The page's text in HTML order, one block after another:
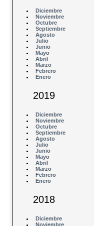
Diciembre
Noviembre
Octubre
Septiembre
Agosto
Julio
Junio
Mayo
Abril
Marzo
Febrero
Enero
2019
Diciembre
Noviembre
Octubre
Septiembre
Agosto
Julio
Junio
Mayo
Abril
Marzo
Febrero
Enero
2018
Diciembre
Noviembre